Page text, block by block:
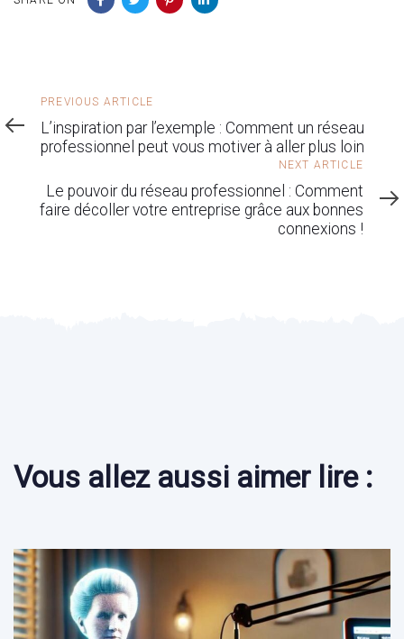
Previous
Article
PREVIOUS ARTICLE
L’inspiration par l’exemple : Comment un réseau
professionnel peut vous motiver à aller plus loin
Article
NEXT ARTICLE
Le pouvoir du réseau professionnel : Comment
faire décoller votre entreprise grâce aux bonnes
connexions !
Vous allez aussi aimer lire :